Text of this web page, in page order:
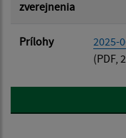
zverejnenia
Prílohy
2025-
(PDF,